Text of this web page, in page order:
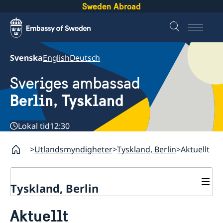
Sweden Abroad
SvenskaEnglishDeutsch
Sveriges ambassad
Berlin, Tyskland
Lokal tid12:30
Utlandsmyndigheter Tyskland, Berlin Aktuellt
Tyskland, Berlin
Ändrade öppettider
Aktuellt